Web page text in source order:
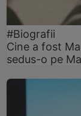
#Biografii
Cine a fost
sedus-o pe